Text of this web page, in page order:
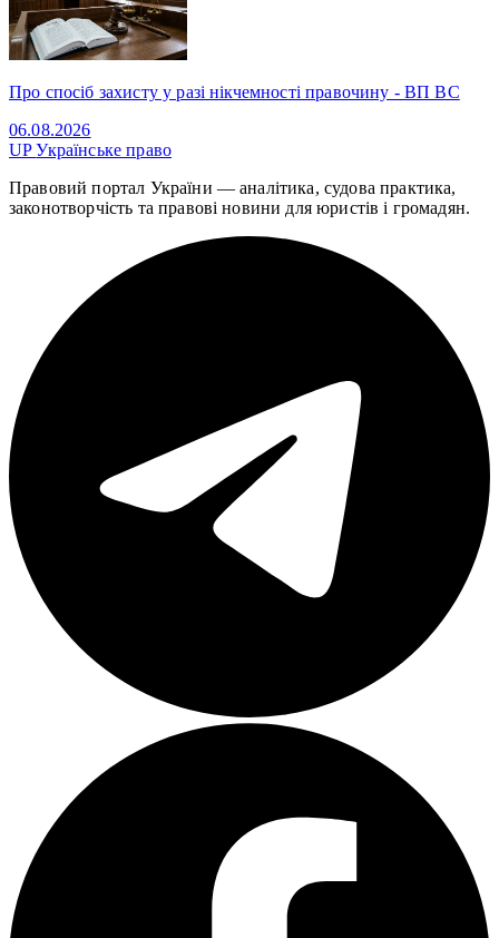
Про спосіб захисту у разі нікчемності правочину - ВП ВС
06.08.2026
UPУкраїнське право
Правовий портал України — аналітика, судова практика,
законотворчість та правові новини для юристів і громадян.